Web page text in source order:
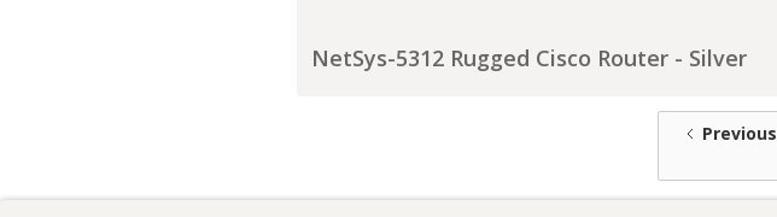
NetSys-5312 Rugged Cisco Router - Silver
Previous